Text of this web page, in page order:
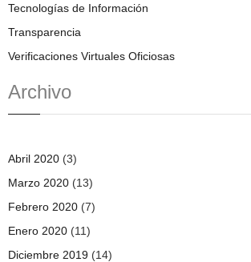
Tecnologías de Información
Transparencia
Verificaciones Virtuales Oficiosas
Archivo
Abril 2020 (3)
Marzo 2020 (13)
Febrero 2020 (7)
Enero 2020 (11)
Diciembre 2019 (14)